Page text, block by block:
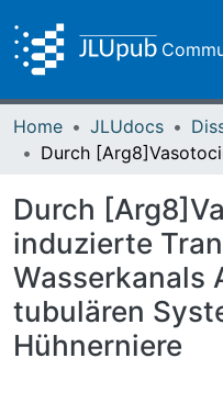
Home JLUdocs
Durch
induzierte
Wasserkanals
tubulären
Hühnerniere